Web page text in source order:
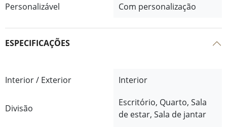
Personalizável
Com personalização
ESPECIFICAÇÕES
Interior / Exterior Interior
Divisão
Escritório, Quarto, Sala
de estar, Sala de jantar